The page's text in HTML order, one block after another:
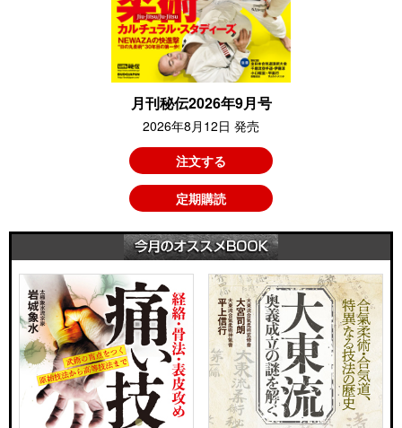
月刊秘伝2026年9月号
2026年8月12日 発売
注文する
定期購読